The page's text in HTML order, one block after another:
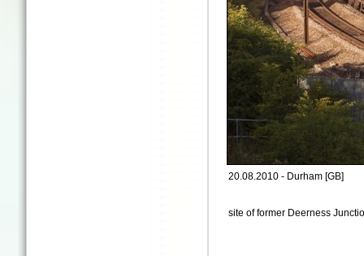
20.08.2010 - Durham [GB]
site of former Deerness